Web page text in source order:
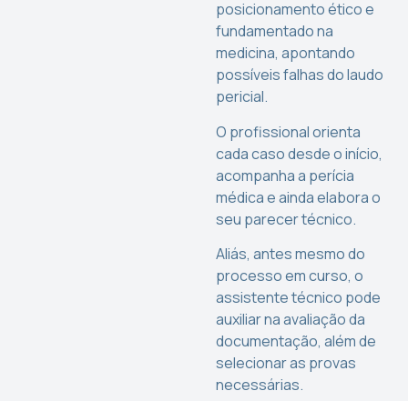
posicionamento ético e
fundamentado na
medicina, apontando
possíveis falhas do laudo
pericial.
O profissional orienta
cada caso desde o início,
acompanha a perícia
médica e ainda elabora o
seu parecer técnico.
Aliás, antes mesmo do
processo em curso, o
assistente técnico pode
auxiliar na avaliação da
documentação, além de
selecionar as provas
necessárias.